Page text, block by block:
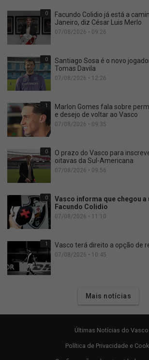
0
Facundo Colidio já está a
Janeiro, diz César Luis Merlo
07/08/2026 • 09:26
0
Santiago Sosa é o novo
Tomas Davila
07/08/2026 • 12:26
1
Marlon Gomes fala sobre
e desejo de voltar ao Vasco
07/08/2026 • 09:35
0
O prazo do Vasco para
oitavas da Sul-Americana
07/08/2026 • 09:56
0
Vasco informa que chegou
Facundo Colidio
07/08/2026 • 11:10
1 Vasco terá direito a opção de
07/08/2026 • 10:45
Mais notícias
Últimas Notícias do Vasco
Política de Privacidade e